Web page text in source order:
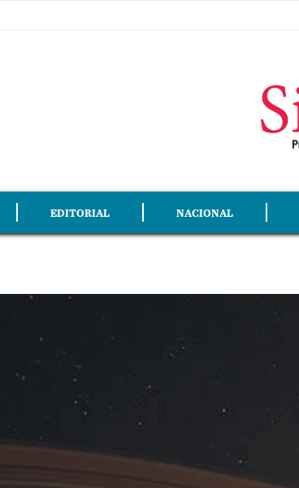
EDITORIAL NACIONAL